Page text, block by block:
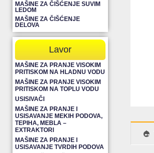
MAŠINE ZA ČIŠĆENJE SUVIM
LEDOM
MAŠINE ZA ČIŠĆENJE
DELOVA
Lavor
MAŠINE ZA PRANJE VISOKIM
PRITISKOM NA HLADNU VODU
MAŠINE ZA PRANJE VISOKIM
PRITISKOM NA TOPLU VODU
USISIVAČI
MAŠINE ZA PRANJE I
USISAVANJE MEKIH PODOVA,
TEPIHA, MEBLA –
EXTRAKTORI
MAŠINE ZA PRANJE I
USISAVANJE TVRDIH PODOVA